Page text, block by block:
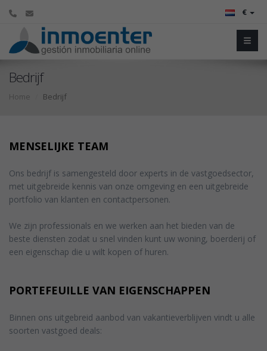
€
Bedrijf
Home Bedrijf
MENSELIJKE TEAM
Ons bedrijf is samengesteld door experts in de vastgoedsector,
met uitgebreide kennis van onze omgeving en een uitgebreide
portfolio van klanten en contactpersonen.
We zijn professionals en we werken aan het bieden van de
beste diensten zodat u snel vinden kunt uw woning, boerderij of
een eigenschap die u wilt kopen of huren.
PORTEFEUILLE VAN EIGENSCHAPPEN
Binnen ons uitgebreid aanbod van vakantieverblijven vindt u alle
soorten vastgoed deals: